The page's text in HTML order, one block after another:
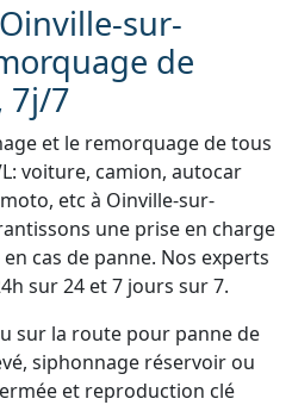
sur-
de
7j/7
et le remorquage de tous
voiture, camion, autocar
etc à Oinville-sur-
une prise en charge
cas de panne. Nos experts
sur 24 et 7 jours sur 7.
sur la route pour panne de
siphonnage réservoir ou
et reproduction clé